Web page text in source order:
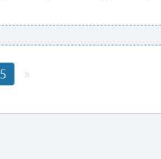
5